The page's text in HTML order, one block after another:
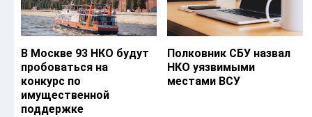
В Москве 93 НКО будут
пробоваться на
конкурс по
имущественной
поддержке
Полковник СБУ назвал
НКО уязвимыми
местами ВСУ